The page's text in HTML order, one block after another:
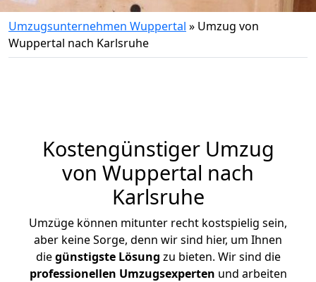
Umzugsunternehmen Wuppertal » Umzug von
Wuppertal nach Karlsruhe
Kostengünstiger Umzug
von Wuppertal nach
Karlsruhe
Umzüge können mitunter recht kostspielig sein,
aber keine Sorge, denn wir sind hier, um Ihnen
diegünstigste Lösung zu bieten. Wir sind die
professionellen Umzugsexperten und arbeiten